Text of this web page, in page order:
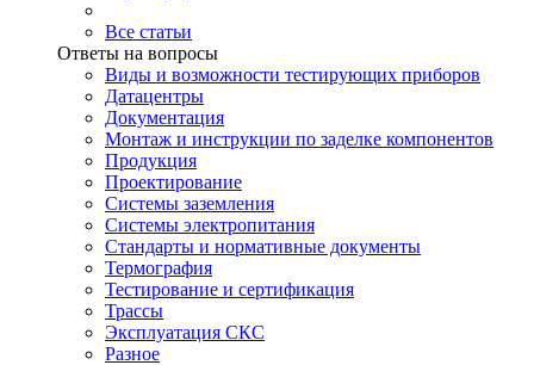
Все статьи
Ответы на вопросы
Виды и возможности тестирующих приборов
Датацентры
Документация
Монтаж и инструкции по заделке компонентов
Продукция
Проектирование
Системы заземления
Системы электропитания
Стандарты и нормативные документы
Термография
Тестирование и сертификация
Трассы
Эксплуатация СКС
Разное